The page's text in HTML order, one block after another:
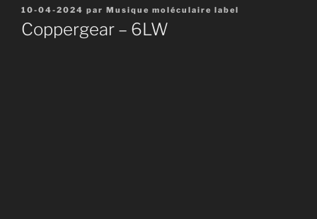
Publié
le
10-04-2024 par Musique moléculaire label
Coppergear – 6LW